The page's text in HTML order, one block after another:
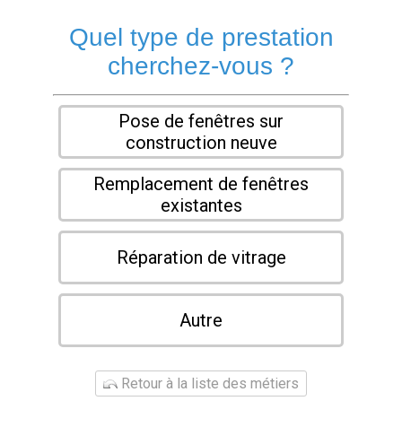
Quel type de prestation
cherchez-vous ?
Pose de fenêtres sur
construction neuve
Remplacement de fenêtres
existantes
Réparation de vitrage
Autre
Retour à la liste des métiers